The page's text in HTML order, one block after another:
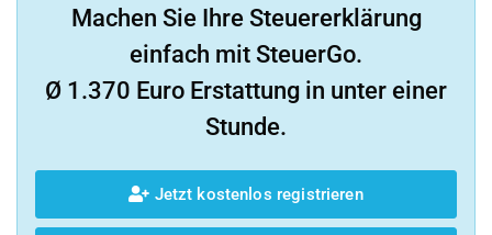
Machen Sie Ihre Steuererklärung
einfach mit SteuerGo.
Ø 1.370 Euro Erstattung in unter einer
Stunde.
Jetzt kostenlos registrieren